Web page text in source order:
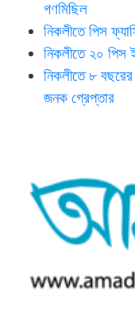
গণমিছিল
নিকলীতে পিস
নিকলীতে ২০ পিস
নিকলীতে ৮
জনক গ্রেপ্তার
নিকলীর প্রথম অনলাইন